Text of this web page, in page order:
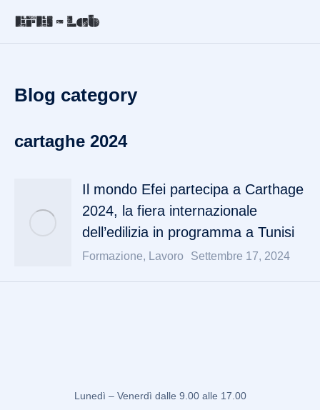
Blog category
cartaghe 2024
Il mondo Efei partecipa a Carthage
2024, la fiera internazionale
dell’edilizia in programma a Tunisi
Formazione, Lavoro Settembre 17, 2024
Lunedì – Venerdì dalle 9.00 alle 17.00